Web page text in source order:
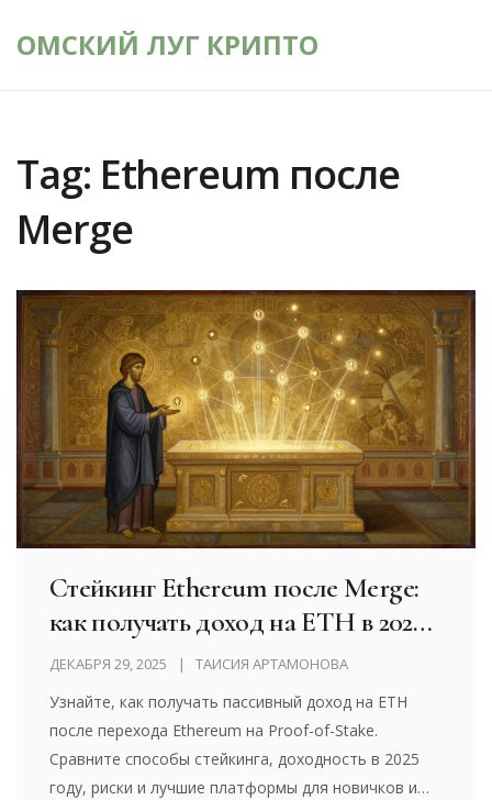
ОМСКИЙ ЛУГ КРИПТО
Tag: Ethereum после
Merge
Стейкинг Ethereum после Merge:
как получать доход на ETH в 2025
году
ДЕКАБРЯ 29, 2025 ТАИСИЯ АРТАМОНОВА
Узнайте, как получать пассивный доход на ETH
после перехода Ethereum на Proof-of-Stake.
Сравните способы стейкинга, доходность в 2025
году, риски и лучшие платформы для новичков и